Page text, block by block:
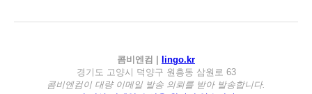
콤비엔컴 |
lingo.kr
경기도 고양시 덕양구 원흥동 삼원로 63
콤비엔컴이 대량 이메일 발송 의뢰를 받아 발송합니다.